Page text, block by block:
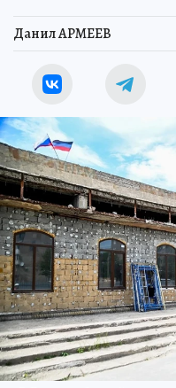
Данил АРМЕЕВ